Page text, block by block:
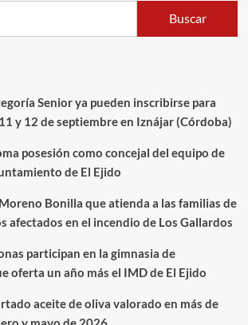
Buscar
Senior ya pueden inscribirse para
y 12 de septiembre en Iznájar (Córdoba)
posesión como concejal del equipo de
de El Ejido
Moreno Bonilla que atienda a las familias de
afectados en el incendio de Los Gallardos
participan en la gimnasia de
oferta un año más el IMD de El Ejido
aceite de oliva valorado en más de